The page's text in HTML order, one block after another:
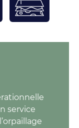
service